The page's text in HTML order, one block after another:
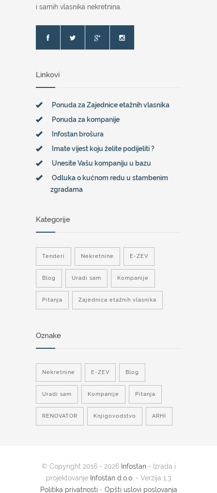
i samih vlasnika nekretnina.
Linkovi
Ponuda za Zajednice etažnih vlasnika
Ponuda za kompanije
Infostan brošura
Imate vijest koju želite podijeliti ?
Unesite Vašu kompaniju u bazu
Odluka o kućnom redu u stambenim
zgradama
Kategorije
Tenderi Nekretnine E-ZEV
Blog Uradi sam Kompanije
Pitanja Zajednica etažnih vlasnika
Oznake
Nekretnine E-ZEV Blog
Uradi sam Kompanije Pitanja
RENOVATOR Knjigovodstvo ARHI
© Copyright 2016 - 2026 Infostan- Izrada i
projektovanje Infostan d.o.o. - Verzija 1.3
Politika privatnosti - Opšti uslovi poslovanja